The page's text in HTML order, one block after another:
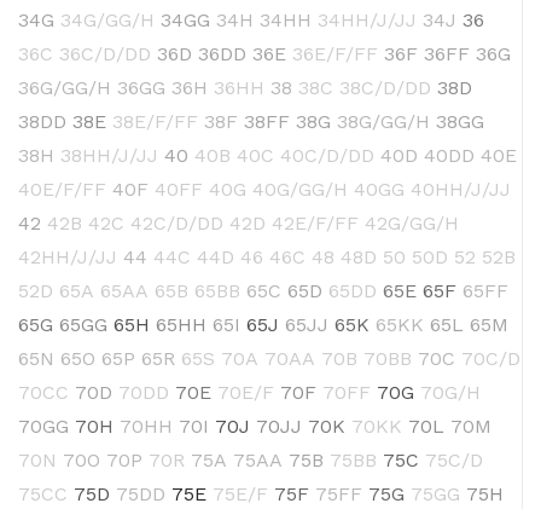
34G 34G/GG/H 34GG 34H 34HH 34HH/J/JJ 34J 36
36C 36C/D/DD 36D 36DD 36E 36E/F/FF 36F 36FF 36G
36G/GG/H 36GG 36H 36HH 38 38C 38C/D/DD 38D
38DD 38E 38E/F/FF 38F 38FF 38G 38G/GG/H 38GG
38H 38HH/J/JJ 40 40B 40C 40C/D/DD 40D 40DD 40E
40E/F/FF 40F 40FF 40G 40G/GG/H 40GG 40HH/J/JJ
42 42B 42C 42C/D/DD 42D 42E/F/FF 42G/GG/H
42HH/J/JJ 44 44C 44D 46 46C 48 48D 50 50D 52 52B
52D 65A 65AA 65B 65BB 65C 65D 65DD 65E 65F 65FF
65G 65GG 65H 65HH 65I 65J 65JJ 65K 65KK 65L 65M
65N 65O 65P 65R 65S 70A 70AA 70B 70BB 70C 70C/D
70CC 70D 70DD 70E 70E/F 70F 70FF 70G 70G/H
70GG 70H 70HH 70I 70J 70JJ 70K 70KK 70L 70M
70N 70O 70P 70R 75A 75AA 75B 75BB 75C 75C/D
75CC 75D 75DD 75E 75E/F 75F 75FF 75G 75GG 75H